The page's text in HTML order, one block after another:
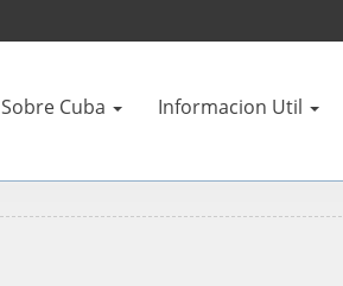
Sobre Cuba Informacion Util